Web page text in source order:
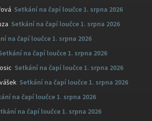
Setkání na čapí loučce 1. srpna 2026
Setkání na čapí loučce 1. srpna 2026
na čapí loučce 1. srpna 2026
na čapí loučce 1. srpna 2026
Setkání na čapí loučce 1. srpna 2026
Setkání na čapí loučce 1. srpna 2026
na čapí loučce 1. srpna 2026
na čapí loučce 1. srpna 2026